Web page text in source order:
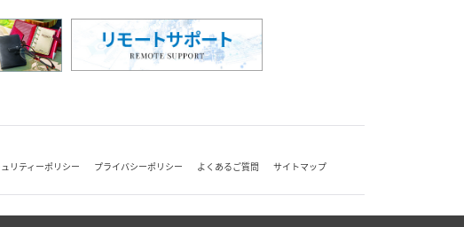
リティーポリシー プライバシーポリシー よくあるご質問 サイトマップ